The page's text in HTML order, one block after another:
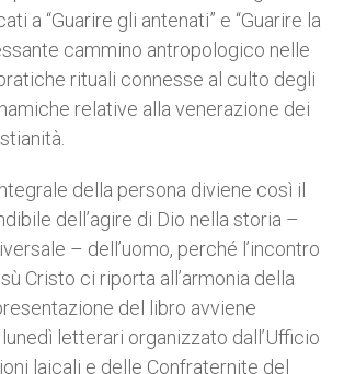
a “Guarire gli antenati” e “Guarire la
cammino antropologico nelle
rituali connesse al culto degli
relative alla venerazione dei
della persona diviene così il
dell’agire di Dio nella storia –
– dell’uomo, perché l’incontro
Cristo ci riporta all’armonia della
del libro avviene
letterari organizzato dall’Ufficio
laicali e delle Confraternite del